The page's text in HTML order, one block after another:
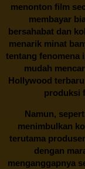
menonton film
membayar
bersahabat dan
menarik minat
tentang fenomena
mudah
Hollywood
produksi
Namun,
menimbulkan
terutama
dengan
menganggapnya